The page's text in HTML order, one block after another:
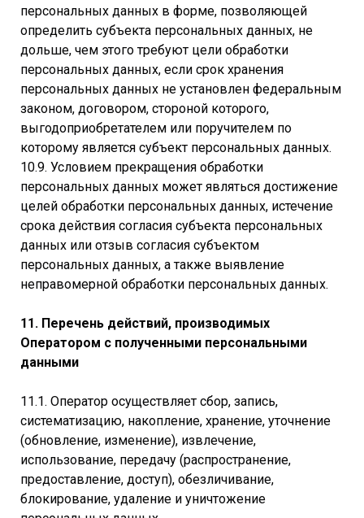
персональных данных в форме, позволяющей
определить субъекта персональных данных, не
дольше, чем этого требуют цели обработки
персональных данных, если срок хранения
персональных данных не установлен федеральным
законом, договором, стороной которого,
выгодоприобретателем или поручителем по
которому является субъект персональных данных.
10.9. Условием прекращения обработки
персональных данных может являться достижение
целей обработки персональных данных, истечение
срока действия согласия субъекта персональных
данных или отзыв согласия субъектом
персональных данных, а также выявление
неправомерной обработки персональных данных.
11. Перечень действий, производимых
Оператором с полученными персональными
данными
11.1. Оператор осуществляет сбор, запись,
систематизацию, накопление, хранение, уточнение
(обновление, изменение), извлечение,
использование, передачу (распространение,
предоставление, доступ), обезличивание,
блокирование, удаление и уничтожение